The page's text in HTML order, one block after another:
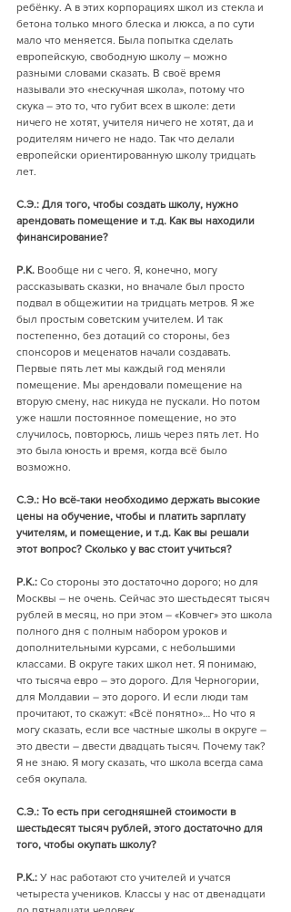
ребёнку. А в этих корпорациях школ из стекла и
бетона только много блеска и люкса, а по сути
мало что меняется. Была попытка сделать
европейскую, свободную школу – можно
разными словами сказать. В своё время
называли это «нескучная школа», потому что
скука – это то, что губит всех в школе: дети
ничего не хотят, учителя ничего не хотят, да и
родителям ничего не надо. Так что делали
европейски ориентированную школу тридцать
лет.
С.Э.: Для того, чтобы создать школу, нужно
арендовать помещение и т.д. Как вы находили
финансирование?
Р.К. Вообще ни с чего. Я, конечно, могу
рассказывать сказки, но вначале был просто
подвал в общежитии на тридцать метров. Я же
был простым советским учителем. И так
постепенно, без дотаций со стороны, без
спонсоров и меценатов начали создавать.
Первые пять лет мы каждый год меняли
помещение. Мы арендовали помещение на
вторую смену, нас никуда не пускали. Но потом
уже нашли постоянное помещение, но это
случилось, повторюсь, лишь через пять лет. Но
это была юность и время, когда всё было
возможно.
С.Э.: Но всё-таки необходимо держать высокие
цены на обучение, чтобы и платить зарплату
учителям, и помещение, и т.д. Как вы решали
этот вопрос? Сколько у вас стоит учиться?
Р.К.: Со стороны это достаточно дорого; но для
Москвы – не очень. Сейчас это шестьдесят тысяч
рублей в месяц, но при этом – «Ковчег» это школа
полного дня с полным набором уроков и
дополнительными курсами, с небольшими
классами. В округе таких школ нет. Я понимаю,
что тысяча евро – это дорого. Для Черногории,
для Молдавии – это дорого. И если люди там
прочитают, то скажут: «Всё понятно»… Но что я
могу сказать, если все частные школы в округе –
это двести – двести двадцать тысяч. Почему так?
Я не знаю. Я могу сказать, что школа всегда сама
себя окупала.
С.Э.: То есть при сегодняшней стоимости в
шестьдесят тысяч рублей, этого достаточно для
того, чтобы окупать школу?
Р.К.: У нас работают сто учителей и учатся
четыреста учеников. Классы у нас от двенадцати